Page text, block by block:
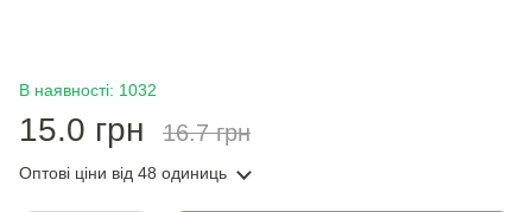
В наявності: 1032
15.0 грн 16.7 грн
Оптові ціни від 48 одиниць